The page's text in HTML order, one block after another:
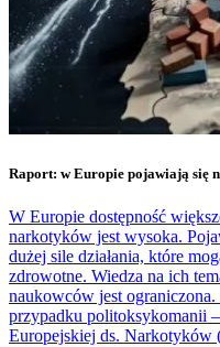
Raport: w Europie pojawiają się
W Europie dostępność
narkotyków jest wysoka.
dużej sile działania, które
zdrowotne. Wiedza na ich
naukowców jest
przypadku politoksykomanii
Europejskiej ds. Narkotyków